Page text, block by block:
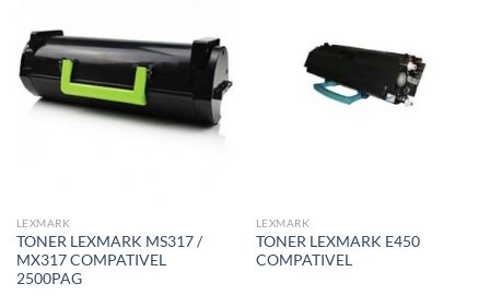
LEXMARK
TONER LEXMARK MS317 /
MX317 COMPATIVEL
2500PAG
LEXMARK
TONER LEXMARK E450
COMPATIVEL